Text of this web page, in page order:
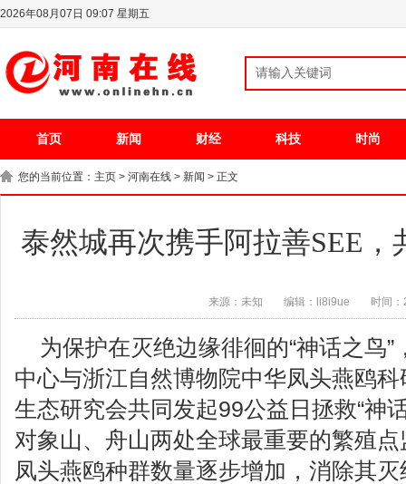
2026年08月07日 09:07 星期五
首页 新闻 财经 科技 时尚
您的当前位置： 主页 > 河南在线 > 新闻 > 正文
泰然城再次携手阿拉善SEE，
来源：未知 编辑：li8i9ue 时间
为保护在灭绝边缘徘徊的“神话之鸟
中心与浙江自然博物院中华凤头燕鸥
生态研究会共同发起99公益日拯救“神
对象山、舟山两处全球最重要的繁殖
凤头燕鸥种群数量逐步增加，消除其